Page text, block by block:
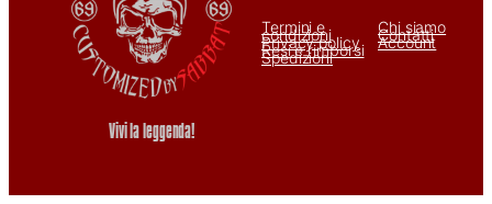
Vivi la leggenda!
Termini e
condizioni
Privacy policy
Resi e rimborsi
Spedizioni
Chi siamo
Contatti
Account